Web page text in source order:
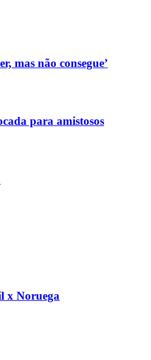
mas não consegue’
para amistosos
x Noruega